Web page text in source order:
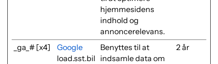
hjemmesidens
indhold og
annoncerelevans.
_ga_# [x4]
Google
load.sst.bil
Benyttes til at
indsamle data om
2 år